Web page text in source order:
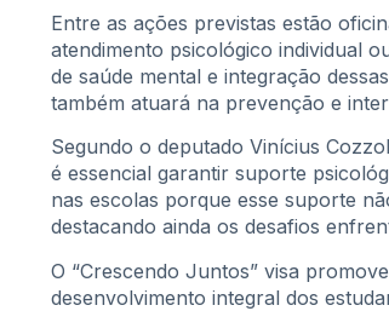
Entre as ações previstas estão
atendimento psicológico individual
de saúde mental e integração
também atuará na prevenção e
Segundo o deputado Vinícius
é essencial garantir suporte
nas escolas porque esse suporte
destacando ainda os desafios
O “Crescendo Juntos” visa
desenvolvimento integral dos